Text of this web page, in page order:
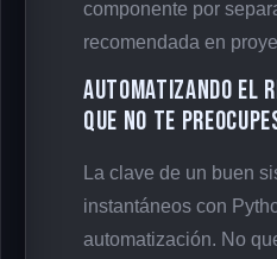
componente por
recomendada en
Automatizando el
que no te
La clave de un buen
instantáneos con
automatización. No